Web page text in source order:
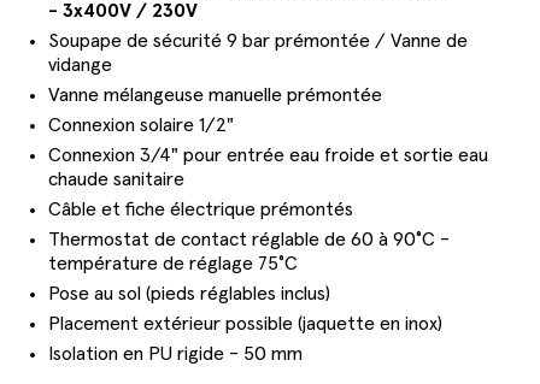
- 3x400V / 230V
Soupape de sécurité 9 bar prémontée / Vanne de
vidange
Vanne mélangeuse manuelle prémontée
Connexion solaire 1/2"
Connexion 3/4" pour entrée eau froide et sortie eau
chaude sanitaire
Câble et fiche électrique prémontés
Thermostat de contact réglable de 60 à 90°C -
température de réglage 75°C
Pose au sol (pieds réglables inclus)
Placement extérieur possible (jaquette en inox)
Isolation en PU rigide - 50 mm